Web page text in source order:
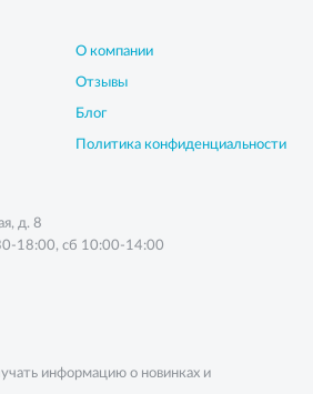
О компании
Отзывы
Блог
Политика конфиденциальности
д. 8
18:00, сб 10:00-14:00
информацию о новинках и